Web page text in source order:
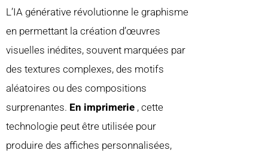
L’IA générative révolutionne le graphisme
en permettant la création d’œuvres
visuelles inédites, souvent marquées par
des textures complexes, des motifs
aléatoires ou des compositions
surprenantes. En imprimerie , cette
technologie peut être utilisée pour
produire des affiches personnalisées,